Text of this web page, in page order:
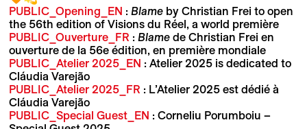
PUBLIC_Opening_EN : Blame by Christian Frei to open
the 56th edition of Visions du Réel, a world première
PUBLIC_Ouverture_FR : Blamede Christian Frei en
ouverture de la 56e édition, en première mondiale
PUBLIC_Atelier 2025_EN : Atelier 2025 is dedicated to
Cláudia Varejão
PUBLIC_Atelier 2025_FR : L’Atelier 2025 est dédié à
Cláudia Varejão
PUBLIC_Special Guest_EN : Corneliu Porumboiu –